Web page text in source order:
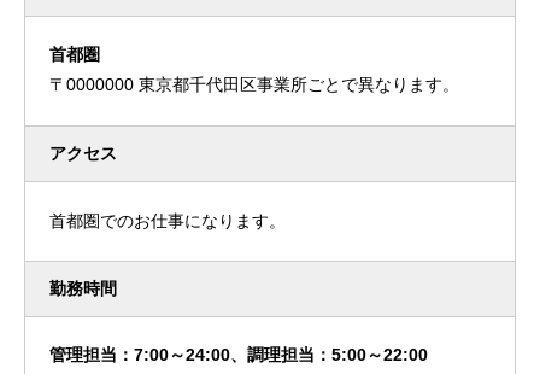
首都圏
〒0000000 東京都千代田区事業所ごとで異なります。
アクセス
首都圏でのお仕事になります。
勤務時間
管理担当：7:00～24:00、調理担当：5:00～22:00